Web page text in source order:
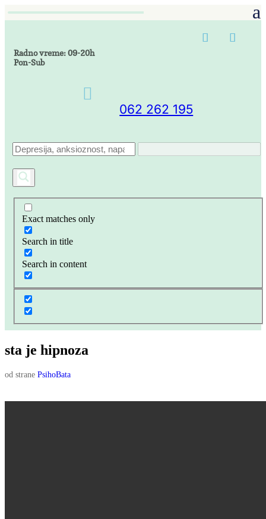
Radno vreme: 09-20h
Pon-Sub

062 262 195
Exact matches only
Search in title
Search in content
sta je hipnoza
od strane PsihoBata